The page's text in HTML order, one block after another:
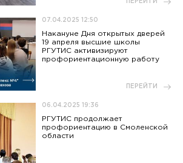
ПЕРЕЙТИ
07.04.2025 12:50
Накануне Дня открытых дверей
19 апреля высшие школы
РГУТИС активизируют
профориентационную работу
ПЕРЕЙТИ
06.04.2025 19:36
РГУТИС продолжает
профориентацию в Смоленской
области